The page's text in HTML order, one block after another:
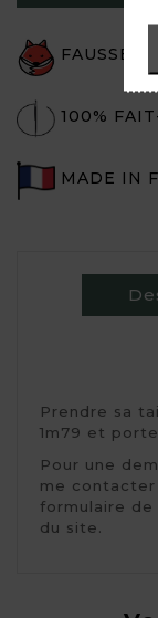
FAUSSE
100%
MADE IN
Prendre sa
1m79 et
Pour une
me contacter
formulaire
du site.